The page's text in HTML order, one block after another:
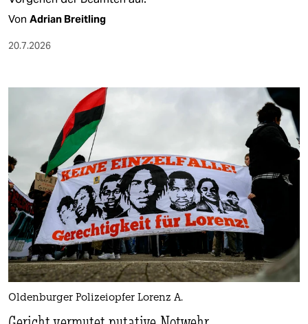
Von Adrian Breitling
20.7.2026
Oldenburger Polizeiopfer Lorenz A.